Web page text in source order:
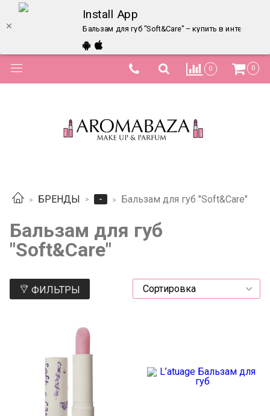
Install App
Бальзам для губ "Soft&Care" – купить в интернет-
0 0
БРЕНДЫ - Бальзам для губ "Soft&Care"
Бальзам для губ
"Soft&Care"
ФИЛЬТРЫ